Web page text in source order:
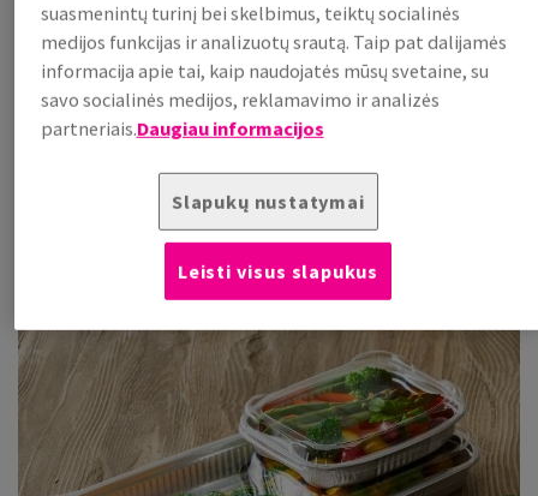
Popieriniai dubenėliai–tai paprastas būdas patiekalą
parodyti gražiai ir praktiškai. Puikiai tinka viskam: salotoms,
poké dubenėliams, wok patiekalams ir kt.. Jie išryškina
spalvas, išlaiko traškumą ir net pačias paprasčiausias salotas
Įsigyti salotų dubenėlius
Tiesiai iš šaldytuvo, Ready2Cook
suasmenintų turinį bei skelbimus, teiktų socialinės
medijos funkcijas ir analizuotų srautą. Taip pat dalijamės
informacija apie tai, kaip naudojatės mūsų svetaine, su
savo socialinės medijos, reklamavimo ir analizės
partneriais.Daugiau informacijos
Slapukų nustatymai
Leisti visus slapukus